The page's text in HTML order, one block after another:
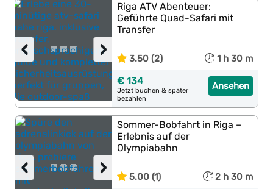
›
‹
Riga ATV Abenteuer:
Geführte Quad-Safari mit
Transfer
3.50 (2) 1 h 30 m
Ansehen
€ 134
Jetzt buchen & später
bezahlen
›
‹
Sommer-Bobfahrt in Riga –
Erlebnis auf der
Olympiabahn
5.00 (1) 2 h 30 m